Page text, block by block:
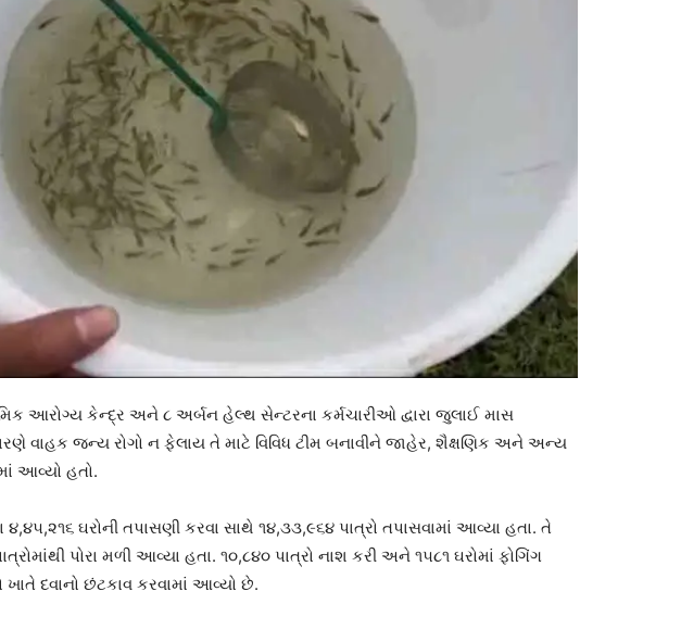
આરોગ્ય કેન્દ્ર અને ૮ અર્બન હેલ્થ સેન્ટરના કર્મચારીઓ દ્વારા જુલાઈ માસ
વાહક જન્ય રોગો ન ફેલાય તે માટે વિવિધ ટીમ બનાવીને જાહેર, શૈક્ષણિક અને અન્ય
આવ્યો હતો.
૪,૪૫,૨૧૬ ઘરોની તપાસણી કરવા સાથે ૧૪,૩૩,૯૬૪ પાત્રો તપાસવામાં આવ્યા હતા. તે
પોરા મળી આવ્યા હતા. ૧૦,૮૪૦ પાત્રો નાશ કરી અને ૧૫૮૧ ઘરોમાં ફોગિંગ
દવાનો છંટકાવ કરવામાં આવ્યો છે.